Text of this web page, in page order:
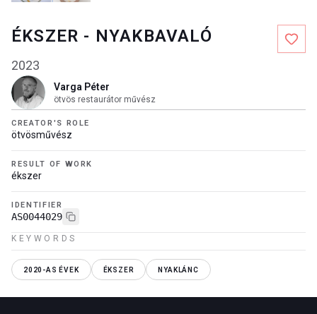
ÉKSZER - NYAKBAVALÓ
2023
Varga Péter
ötvös restaurátor művész
CREATOR'S ROLE
ötvösművész
RESULT OF WORK
ékszer
IDENTIFIER
AS0044029
KEYWORDS
2020-AS ÉVEK ÉKSZER NYAKLÁNC